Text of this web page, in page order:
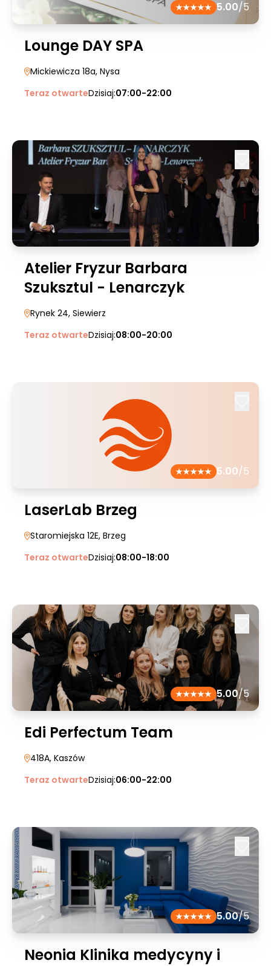
5.00/5
Lounge DAY SPA
Mickiewicza 18a, Nysa
Teraz otwarteDzisiaj:07:00-22:00
Atelier Fryzur Barbara
Szuksztul - Lenarczyk
Rynek 24, Siewierz
Teraz otwarteDzisiaj:08:00-20:00
5.00/5
LaserLab Brzeg
Staromiejska 12E, Brzeg
Teraz otwarteDzisiaj:08:00-18:00
5.00/5
Edi Perfectum Team
418A, Kaszów
Teraz otwarteDzisiaj:06:00-22:00
5.00/5
Neonia Klinika medycyny i